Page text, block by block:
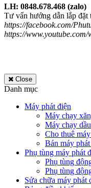
LH: 0848.678.468 (zalo)
Tư vấn hướng dẫn lắp đặt
https://facebook.com/
​https://
Close
Danh mục
Máy phát điện
Máy chạy
Máy chạy
Cho thuê
Bán máy
Phụ tùng máy phát
Phụ tùng
Phụ tùng
Sửa chữa máy phát